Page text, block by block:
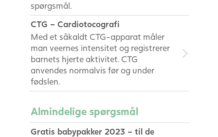
spørgsmål.
CTG – Cardiotocografi
Med et såkaldt CTG-apparat måler
man veernes intensitet og registrerer
barnets hjerte aktivitet. CTG
anvendes normalvis før og under
fødslen.
Almindelige spørgsmål
Gratis babypakker 2023 – til de